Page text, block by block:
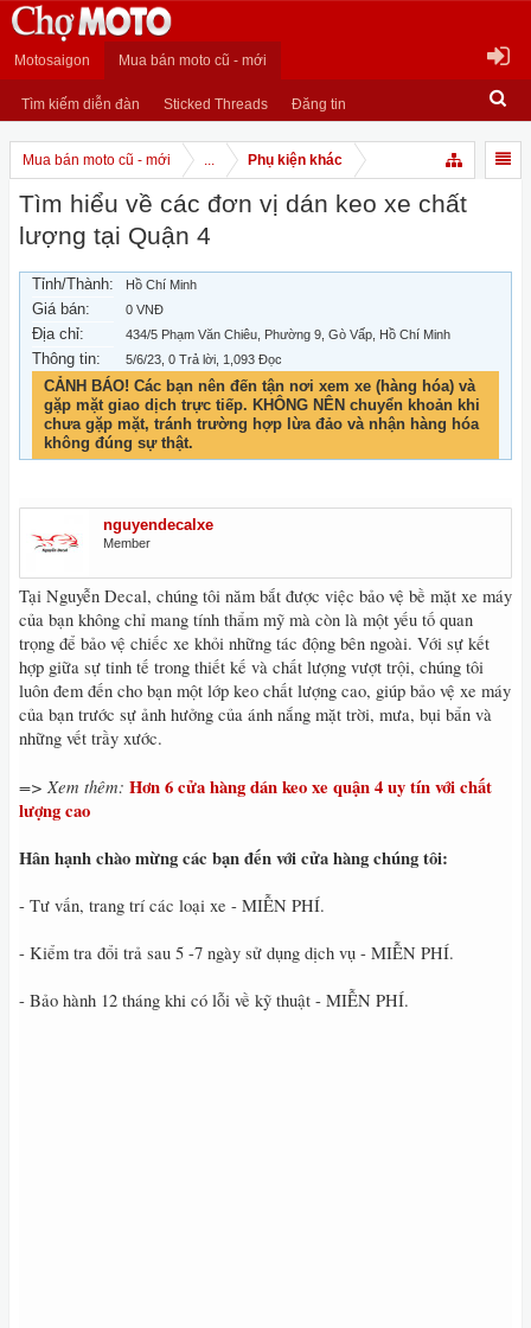
Motosaigon Mua bán moto cũ - mới
Tìm kiếm diễn đàn Sticked Threads Đăng tin
Mua bán moto cũ - mới ... Phụ kiện khác
Tìm hiểu về các đơn vị dán keo xe chất
lượng tại Quận 4
Tỉnh/Thành: Hồ Chí Minh
Giá bán: 0 VNĐ
Địa chỉ: 434/5 Phạm Văn Chiêu, Phường 9, Gò Vấp, Hồ Chí Minh
Thông tin: 5/6/23 , 0 Trả lời, 1,093 Đọc
CẢNH BÁO! Các bạn nên đến tận nơi xem xe (hàng hóa) và
gặp mặt giao dịch trực tiếp. KHÔNG NÊN chuyển khoản khi
chưa gặp mặt, tránh trường hợp lừa đảo và nhận hàng hóa
không đúng sự thật.
nguyendecalxe
Member
Tại Nguyễn Decal, chúng tôi năm bắt được việc bảo vệ bề mặt xe máy
của bạn không chỉ mang tính thẩm mỹ mà còn là một yếu tố quan
trọng để bảo vệ chiếc xe khỏi những tác động bên ngoài. Với sự kết
hợp giữa sự tinh tế trong thiết kế và chất lượng vượt trội, chúng tôi
luôn đem đến cho bạn một lớp keo chất lượng cao, giúp bảo vệ xe máy
của bạn trước sự ảnh hưởng của ánh nắng mặt trời, mưa, bụi bẩn và
những vết trầy xước.
=> Xem thêm: Hơn 6 cửa hàng dán keo xe quận 4 uy tín với chất
lượng cao
Hân hạnh chào mừng các bạn đến với cửa hàng chúng tôi:
- Tư vấn, trang trí các loại xe - MIỄN PHÍ.
- Kiểm tra đổi trả sau 5 -7 ngày sử dụng dịch vụ - MIỄN PHÍ.
- Bảo hành 12 tháng khi có lỗi về kỹ thuật - MIỄN PHÍ.